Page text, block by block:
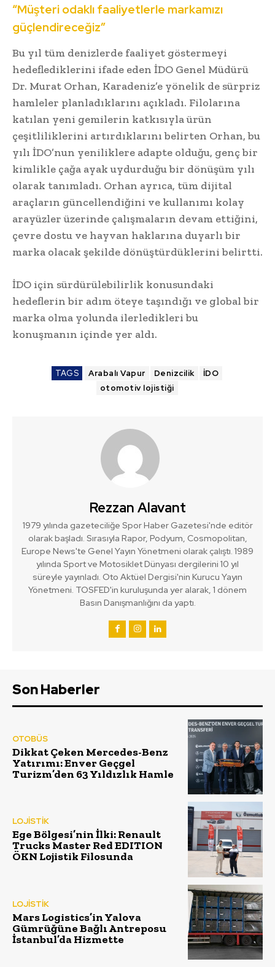
“Müşteri odaklı faaliyetlerle markamızı
güçlendireceğiz”
Bu yıl tüm denizlerde faaliyet göstermeyi
hedeflediklerini ifade eden İDO Genel Müdürü
Dr. Murat Orhan, Karadeniz’e yönelik de sürpriz
hamleler planladıklarını açıkladı. Filolarına
katılan yeni gemilerin katkısıyla ürün
çeşitliliklerini artırdıklarını belirten Orhan, bu
yılı İDO’nun yeniliklere adapte olduğu, genç bir
kimlikle çağa ayak uydurduğu bir dönüşüm yılı
olarak tanımladı. Orhan ayrıca, tüm dijital
araçların güncellendiğini ve kullanımı kolay
arayüzler üzerinde çalışmaların devam ettiğini,
çevre dostu ve hayvan haklarına duyarlı bir
marka olacak şekilde dönüştürdüklerini belirtti.
İDO için sürdürülebilirlik konusundaki
hedeflerin bir adım öteye taşındığı ve global bir
marka olma yolunda ilerledikleri bu
konuşmanın içinde yer aldı.
TAGS Arabalı Vapur Denizcilik
İDO
otomotiv lojistiği
Rezzan Alavant
1979 yılında gazeteciliğe Spor Haber Gazetesi'nde editör
olarak başladı. Sırasıyla Rapor, Podyum, Cosmopolitan,
Europe News'te Genel Yayın Yönetmeni olarak çalıştı. 1989
yılında Sport ve Motosiklet Dünyası dergilerini 10 yıl
süreyle yayınladı. Oto Aktüel Dergisi'nin Kurucu Yayın
Yönetmeni. TOSFED'in kuruluşunda yer alarak, 1 dönem
Basın Danışmanlığını da yaptı.
Son Haberler
OTOBÜS
Dikkat Çeken Mercedes-Benz
Yatırımı: Enver Geçgel
Turizm’den 63 Yıldızlık Hamle
LOJİSTİK
Ege Bölgesi’nin İlki: Renault
Trucks Master Red EDITION
ÖKN Lojistik Filosunda
LOJİSTİK
Mars Logistics’in Yalova
Gümrüğüne Bağlı Antreposu
İstanbul’da Hizmette